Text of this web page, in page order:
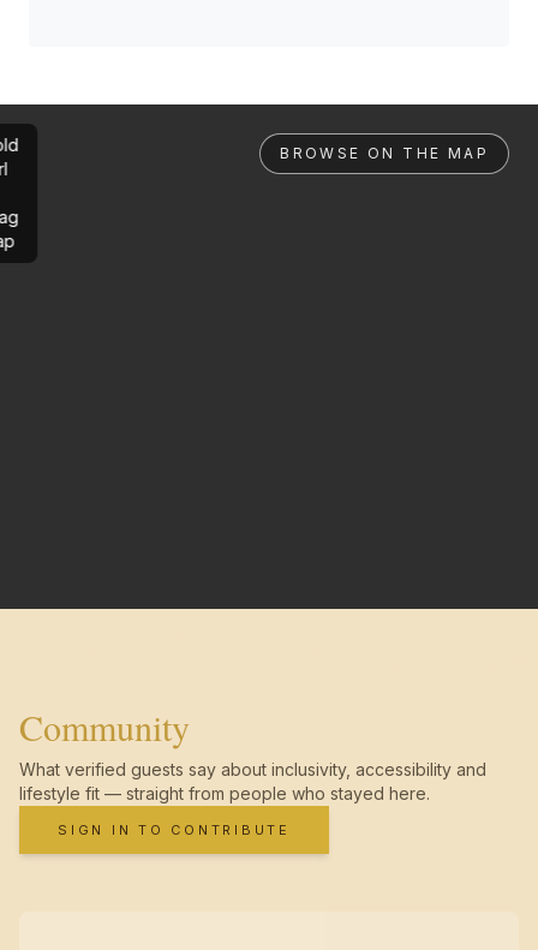
BROWSE ON THE MAP
Community
What verified guests say about inclusivity, accessibility and
lifestyle fit — straight from people who stayed here.
SIGN IN TO CONTRIBUTE